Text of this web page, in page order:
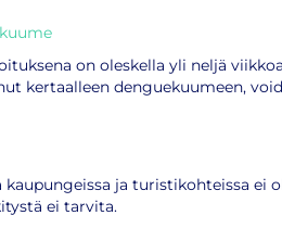
on oleskella yli neljä
kertaalleen denguekuumeen,
kaupungeissa ja turistikohteissa ei
ei tarvita.